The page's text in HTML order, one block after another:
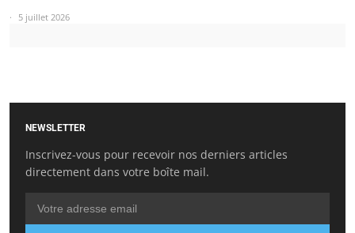
5 juillet 2026
NEWSLETTER
Inscrivez-vous pour recevoir nos derniers articles
directement dans votre boîte mail.